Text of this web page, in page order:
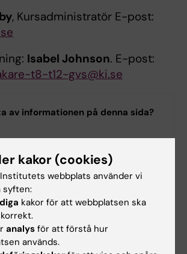
, Kursadministratör E-post:
Isabel Johnson. E-post:
t8-t12-gvs@ki.se
av informationen på denna sida?
06-17
kakor (cookies)
Institutets webbplats använder vi
syften:
kakor för att webbplatsen ska
analys för att förstå hur
används.